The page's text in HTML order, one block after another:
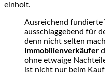
einholt.
Ausreichend fundierte
ausschlaggebend für
denn nicht selten
Immobilienverkäufer
ohne etwaige
ist nicht nur beim